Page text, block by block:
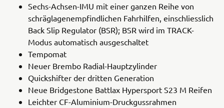
Sechs-Achsen-IMU mit einer ganzen Reihe von
schräglagenempfindlichen Fahrhilfen, einschliesslich
Back Slip Regulator (BSR); BSR wird im TRACK-
Modus automatisch ausgeschaltet
Tempomat
Neuer Brembo Radial-Hauptzylinder
Quickshifter der dritten Generation
Neue Bridgestone Battlax Hypersport S23 M Reifen
Leichter CF-Aluminium-Druckgussrahmen